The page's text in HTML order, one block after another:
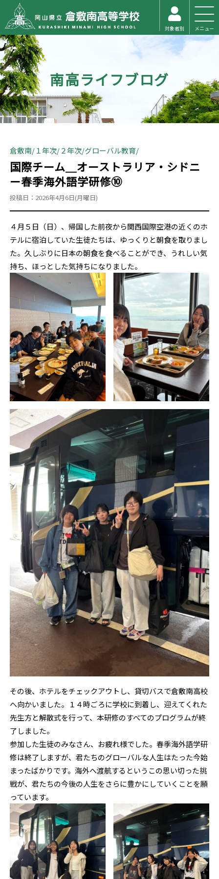
対象者別 メニュー
南高ライフブログ
倉敷南 １年次 ２年次 グローバル教育
国際チーム＿オーストラリア・シドニ
ー春季海外語学研修⑩
投稿日：2026年4月6日(月曜日)
４月５日（日）、帰国した前夜から関西国際空港の近くのホ
テルに宿泊していた生徒たちは、ゆっくりと朝食を取りまし
た。久しぶりに日本の朝食を食べることができ、うれしい気
持ち、ほっとした気持ちになりました。
その後、ホテルをチェックアウトし、貸切バスで倉敷南高校
へ向かいました。１４時ごろに学校に到着し、迎えてくれた
先生方と解散式を行って、本研修のすべてのプログラムが終
了しました。
参加した生徒のみなさん、お疲れ様でした。春季海外語学研
修は終了しますが、君たちのグローバルな人生はたった今始
まったばかりです。海外へ渡航するというこの思い切った挑
戦が、君たちの今後の人生をさらに豊かにしていくことを願
っています。